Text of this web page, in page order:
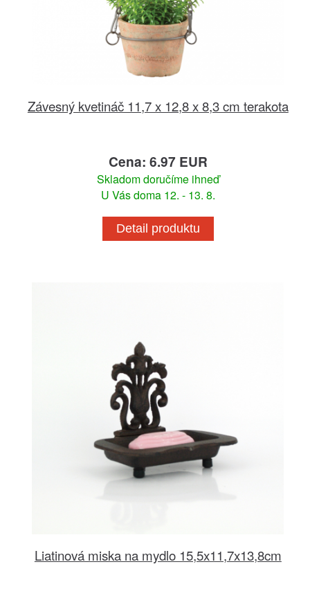
Závesný kvetináč 11,7 x 12,8 x 8,3 cm terakota
Cena: 6.97 EUR
Skladom doručíme ihneď
U Vás doma 12. - 13. 8.
Detail produktu
Liatinová miska na mydlo 15,5x11,7x13,8cm